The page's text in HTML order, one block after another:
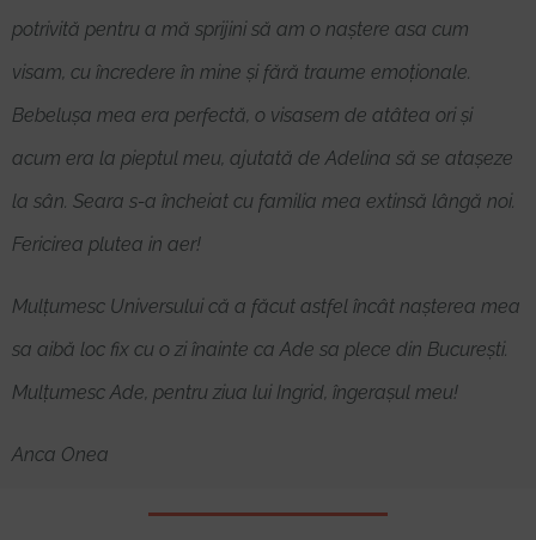
potrivită pentru a mă sprijini să am o naștere asa cum
visam, cu încredere în mine și fără traume emoționale.
Bebelușa mea era perfectă, o visasem de atâtea ori și
acum era la pieptul meu, ajutată de Adelina să se atașeze
la sân. Seara s-a încheiat cu familia mea extinsă lângă noi.
Fericirea plutea in aer!
Mulțumesc Universului că a făcut astfel încât nașterea mea
sa aibă loc fix cu o zi înainte ca Ade sa plece din București.
Mulțumesc Ade, pentru ziua lui Ingrid, îngerașul meu!
Anca Onea